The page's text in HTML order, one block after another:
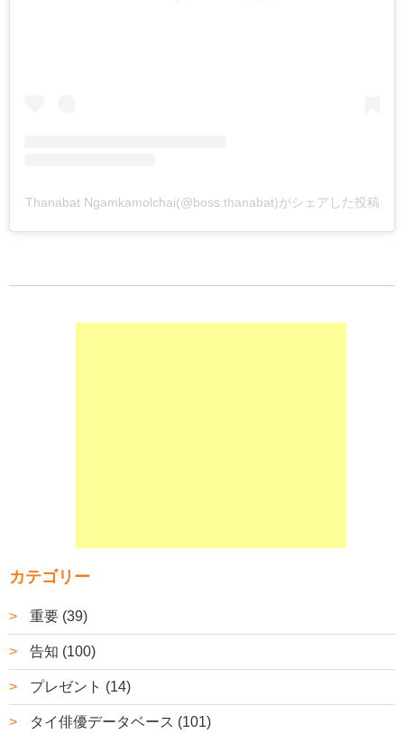
Thanabat Ngamkamolchai(@boss.thanabat)がシェアした投稿
カテゴリー
重要 (39)
告知 (100)
プレゼント (14)
タイ俳優データベース (101)